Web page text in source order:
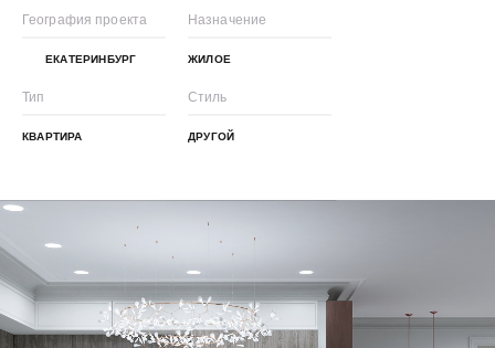
География проекта
ЕКАТЕРИНБУРГ
Назначение
ЖИЛОЕ
Тип
КВАРТИРА
Стиль
ДРУГОЙ